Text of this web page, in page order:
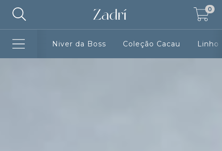
0
Niver da Boss Coleção Cacau Linho